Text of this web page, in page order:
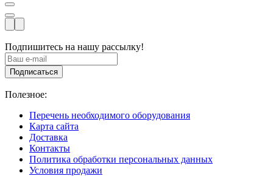
Подпишитесь на нашу рассылку!
Подписаться
Полезное:
Перечень необходимого оборудования
Карта сайта
Доставка
Контакты
Политика обработки персональных данных
Условия продажи